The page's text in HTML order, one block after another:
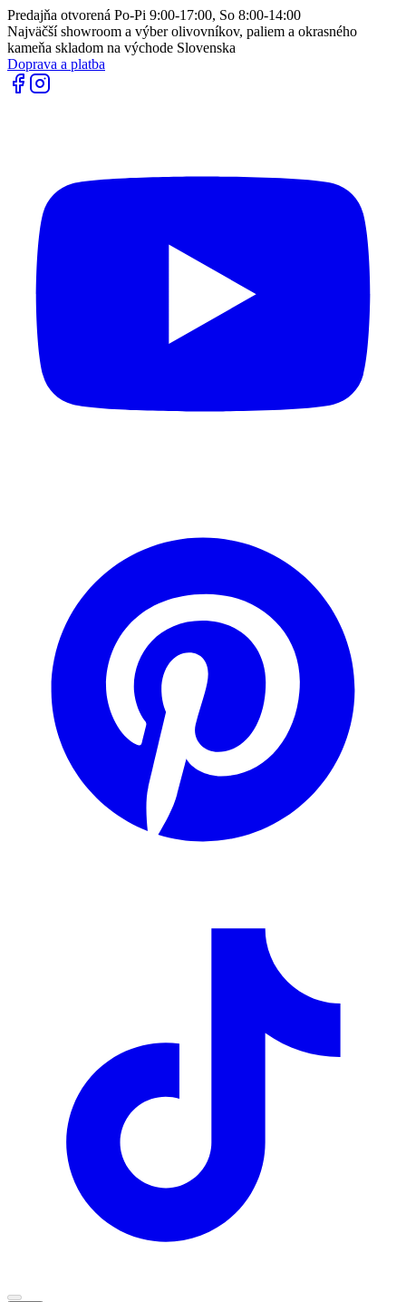
Predajňa otvorená Po-Pi 9:00-17:00, So 8:00-14:00
Najväčší showroom a výber olivovníkov, paliem a okrasného
kameňa skladom na východe Slovenska
Doprava a platba